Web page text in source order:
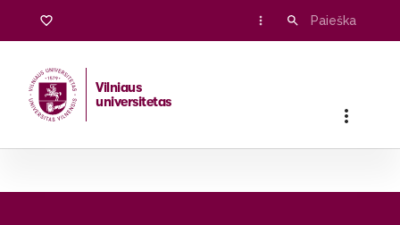
Vilniaus
universitetas